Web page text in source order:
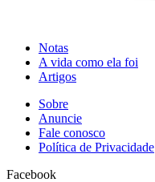
Notas
A vida como ela foi
Artigos
Sobre
Anuncie
Fale conosco
Política de Privacidade
Facebook